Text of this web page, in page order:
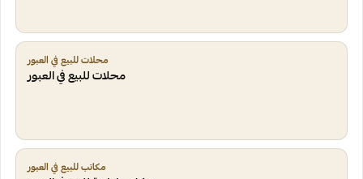
محلات للبيع في العبور
محلات للبيع في العبور
مكاتب للبيع في العبور